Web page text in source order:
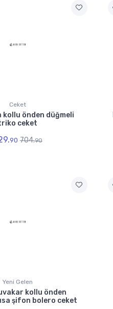
Ceket
kollu önden düğmeli
ceket
90 704.90
Yeni Gelen
kollu önden
şifon bolero ceket